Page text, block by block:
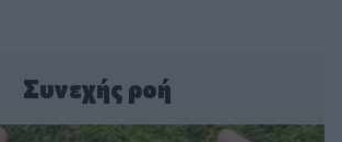
Συνεχής ροή